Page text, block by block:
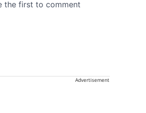
Advertisement